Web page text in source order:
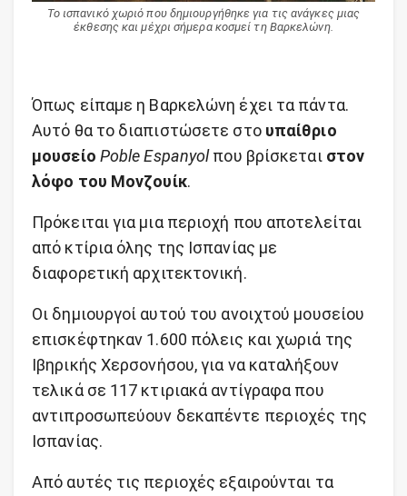
Το ισπανικό χωριό που δημιουργήθηκε για τις ανάγκες μιας
έκθεσης και μέχρι σήμερα κοσμεί τη Βαρκελώνη.
Όπως είπαμε η Βαρκελώνη έχει τα πάντα.
Αυτό θα το διαπιστώσετε στο υπαίθριο
μουσείο Poble Espanyolπου βρίσκεται στον
λόφο του Μονζουίκ.
Πρόκειται για μια περιοχή που αποτελείται
από κτίρια όλης της Ισπανίας με
διαφορετική αρχιτεκτονική.
Οι δημιουργοί αυτού του ανοιχτού μουσείου
επισκέφτηκαν 1.600 πόλεις και χωριά της
Ιβηρικής Χερσονήσου, για να καταλήξουν
τελικά σε 117 κτιριακά αντίγραφα που
αντιπροσωπεύουν δεκαπέντε περιοχές της
Ισπανίας.
Από αυτές τις περιοχές εξαιρούνται τα